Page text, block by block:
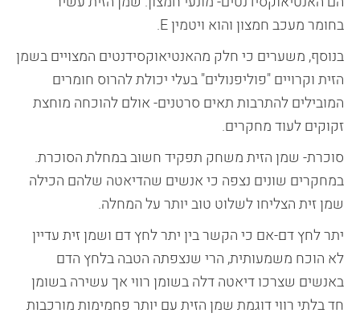
בחומר מעכב חמצון והוא ויטמין E.
בנוסף, משערים כי חלק מהאנטיאוקסידנטים המצויים בשמן
הזית וקרויים "פוליפנולים" בעלי יכולת להרוס חומרים
המובילים להתרבות תאים סרטנים- אולם להוכחה מוחצת
זקוקים לעוד מחקרים.
סוכרת- שמן הזית משחק תפקיד חשוב במחלת הסוכרת.
במחקרים שונים נצפה כי אנשים שהדיאטה שלהם הכילה
שמן זית הצליחו לשלוט טוב יותר על המחלה.
יתר לחץ דם-אם כי הקשר בין יתר לחץ דם ושמן זית עדיין
לא הוכח משמעותית, הרי שנצפתה הטבה בלחץ הדם
באנשים שצרכו דיאטה דלה בשומן רווי אך עשירה בשומן
חד בלתי רווי דוגמת שמן הזית עם יותר פחמימות מורכבות